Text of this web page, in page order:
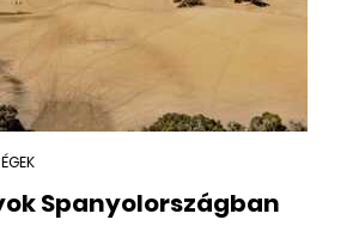
Spanyolországban